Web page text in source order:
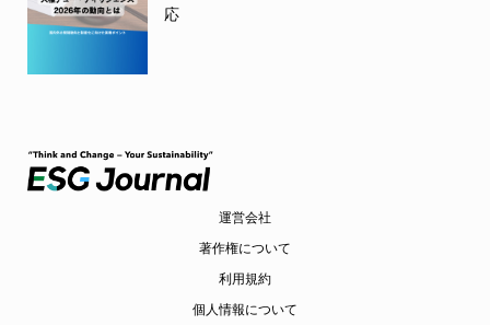
応
運営会社
著作権について
利用規約
個人情報について